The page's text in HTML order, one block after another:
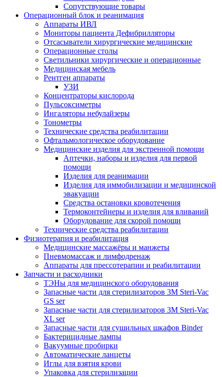
Сопутствующие товары
Операционный блок и реанимация
Аппараты ИВЛ
Мониторы пациента Дефибрилляторы
Отсасыватели хирургические медицинские
Операционные столы
Светильники хирургические и операционные
Медицинская мебель
Рентген аппараты
УЗИ
Концентраторы кислорода
Пульсоксиметры
Ингаляторы небулайзеры
Тонометры
Технические средства реабилитации
Офтальмологическое оборудование
Медицинские изделия для экстренной помощи
Аптечки, наборы и изделия для первой
помощи
Изделия для реанимации
Изделия для иммобилизации и медицинской
эвакуации
Средства остановки кровотечения
Термоконтейнеры и изделия для вливаний
Оборудование для скорой помощи
Технические средства реабилитации
Физиотерапия и реабилитация
Медицинские массажёры и манжеты
Пневмомассаж и лимфодренаж
Аппараты для прессотерапии и реабилитации
Запчасти и расходники
ТЭНы для медицинского оборудования
Запасные части для стерилизаторов 3M Steri-Vac
GS ser
Запасные части для стерилизаторов 3М Steri-Vac
XL ser
Запасные части для сушильных шкафов Binder
Бактерицидные лампы
Вакуумные пробирки
Автоматические ланцеты
Иглы для взятия крови
Упаковка для стерилизации